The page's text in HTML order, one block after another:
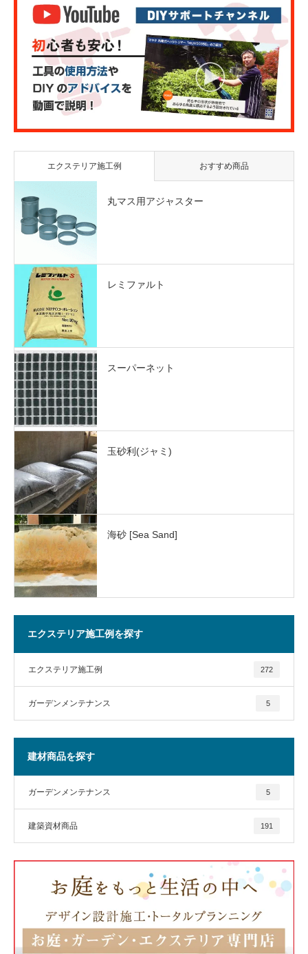
エクステリア施工例 おすすめ商品
丸マス用アジャスター
レミファルト
スーパーネット
玉砂利(ジャミ)
海砂 [Sea Sand]
エクステリア施工例を探す
エクステリア施工例 272
ガーデンメンテナンス 5
建材商品を探す
ガーデンメンテナンス 5
建築資材商品 191